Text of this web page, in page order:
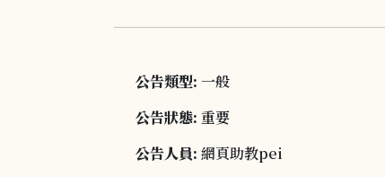
公告類型: 一般
公告狀態: 重要
公告人員: 網頁助教pei